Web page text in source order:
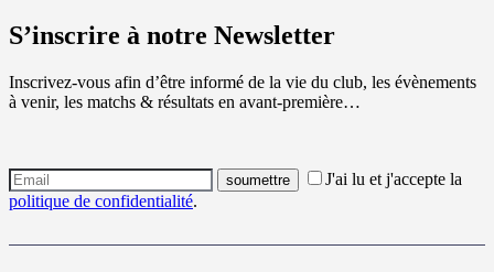
S’inscrire à notre Newsletter
Inscrivez-vous afin d’être informé de la vie du club, les évènements
à venir, les matchs & résultats en avant-première…
J'ai lu et j'accepte la
politique de confidentialité.